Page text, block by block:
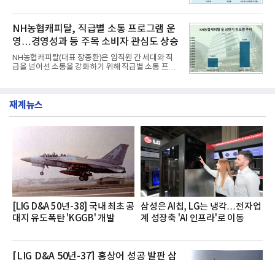
넘
혔다.‘동대문식 닭한마리 칼국수’는 예상을 뛰어넘는
소비자 호응에 힘입어 지난 7월 13일 첫 선을 보인 지
단 18일 만에 누적 판매량 50만 개를 돌파하는 성과를
거두었다.이번 신제품은 개발진이 전국의 닭한마리
전문점을 직접 찾아 다니며 최적의 육수 비율을 완성
했다. 자극적이지 않으면서도 깊은 닭육수에 마늘의
개운한 풍미를 더했으며, 국물이 잘 배어들면서도 쫄
서도
NH농협캐피탈, 직급별 소통 프로그램 운
영…경영성과 등 주목 소비자 관심도 상승
NH농협캐피탈(대표 장종환)은 임직원 간 세대와 직
급을 넘어선 소통을 강화하기 위해 직급별 소통 프로
영지원부 홍보팀과 2026년 새로이(e)＊가 공동 주관
쳐 진행됐다.참고로 새로이(e)는 NH농협캐피탈 MZ
세대들로(과장~계장) 구성된 자율 참여조직으로, 조
직문화 혁신과 업무 효율성 향상을 위한 다양한 활동
을 추진하며,새로운 변화와 이로운 영향력을 조직전
반에 전파하는 역할
재계뉴스
[LIG D&A 50년-38] 국내 최초 공
대지 유도폭탄 'KGGB' 개발
삼성은 AI칩, LG는 냉각…전자업
계 성장축 'AI 인프라'로 이동
[LIG D&A 50년-37] 홍상어 성공 발판 삼